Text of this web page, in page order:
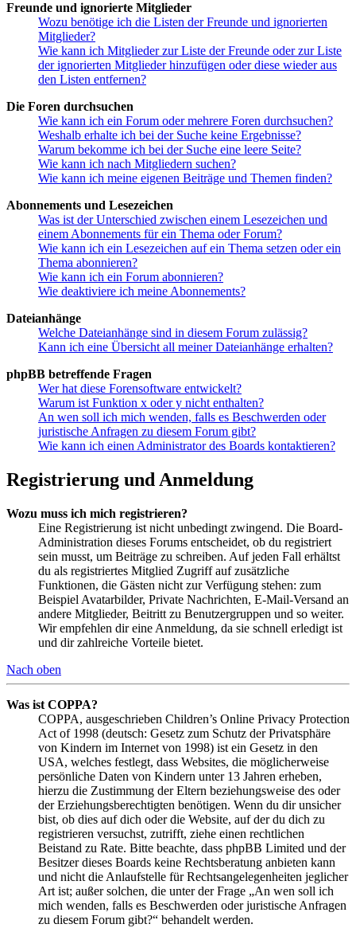
Freunde und ignorierte Mitglieder
Wozu benötige ich die Listen der Freunde und ignorierten
Mitglieder?
Wie kann ich Mitglieder zur Liste der Freunde oder zur Liste
der ignorierten Mitglieder hinzufügen oder diese wieder aus
den Listen entfernen?
Die Foren durchsuchen
Wie kann ich ein Forum oder mehrere Foren durchsuchen?
Weshalb erhalte ich bei der Suche keine Ergebnisse?
Warum bekomme ich bei der Suche eine leere Seite?
Wie kann ich nach Mitgliedern suchen?
Wie kann ich meine eigenen Beiträge und Themen finden?
Abonnements und Lesezeichen
Was ist der Unterschied zwischen einem Lesezeichen und
einem Abonnements für ein Thema oder Forum?
Wie kann ich ein Lesezeichen auf ein Thema setzen oder ein
Thema abonnieren?
Wie kann ich ein Forum abonnieren?
Wie deaktiviere ich meine Abonnements?
Dateianhänge
Welche Dateianhänge sind in diesem Forum zulässig?
Kann ich eine Übersicht all meiner Dateianhänge erhalten?
phpBB betreffende Fragen
Wer hat diese Forensoftware entwickelt?
Warum ist Funktion x oder y nicht enthalten?
An wen soll ich mich wenden, falls es Beschwerden oder
juristische Anfragen zu diesem Forum gibt?
Wie kann ich einen Administrator des Boards kontaktieren?
Registrierung und Anmeldung
Wozu muss ich mich registrieren?
Eine Registrierung ist nicht unbedingt zwingend. Die Board-
Administration dieses Forums entscheidet, ob du registriert
sein musst, um Beiträge zu schreiben. Auf jeden Fall erhältst
du als registriertes Mitglied Zugriff auf zusätzliche
Funktionen, die Gästen nicht zur Verfügung stehen: zum
Beispiel Avatarbilder, Private Nachrichten, E-Mail-Versand an
andere Mitglieder, Beitritt zu Benutzergruppen und so weiter.
Wir empfehlen dir eine Anmeldung, da sie schnell erledigt ist
und dir zahlreiche Vorteile bietet.
Nach oben
Was ist COPPA?
COPPA, ausgeschrieben Children’s Online Privacy Protection
Act of 1998 (deutsch: Gesetz zum Schutz der Privatsphäre
von Kindern im Internet von 1998) ist ein Gesetz in den
USA, welches festlegt, dass Websites, die möglicherweise
persönliche Daten von Kindern unter 13 Jahren erheben,
hierzu die Zustimmung der Eltern beziehungsweise des oder
der Erziehungsberechtigten benötigen. Wenn du dir unsicher
bist, ob dies auf dich oder die Website, auf der du dich zu
registrieren versuchst, zutrifft, ziehe einen rechtlichen
Beistand zu Rate. Bitte beachte, dass phpBB Limited und der
Besitzer dieses Boards keine Rechtsberatung anbieten kann
und nicht die Anlaufstelle für Rechtsangelegenheiten jeglicher
Art ist; außer solchen, die unter der Frage „An wen soll ich
mich wenden, falls es Beschwerden oder juristische Anfragen
zu diesem Forum gibt?“ behandelt werden.